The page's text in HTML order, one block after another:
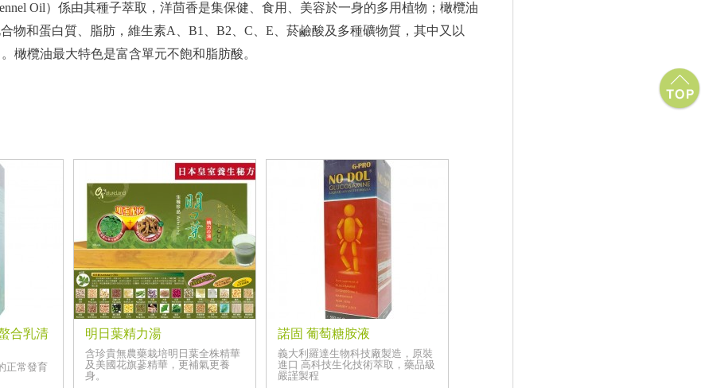
Oil）係由其種子萃取，洋茴香是集保健、食用、美容於一身的多用植物；橄欖油
合物和蛋白質、脂肪，維生素A、B1、B2、C、E、菸鹼酸及多種礦物質，其中又以
橄欖油最大特色是富含單元不飽和脂肪酸。
合乳清
正常發育
明日葉精力湯
含珍貴無農藥栽培明日葉全株精華
及美國花旗蔘精華，更補氣更養
身。
諾固 葡萄糖胺液
義大利羅達生物科技廠製造，原裝
進口 高科技生化技術萃取，藥品級
嚴謹製程